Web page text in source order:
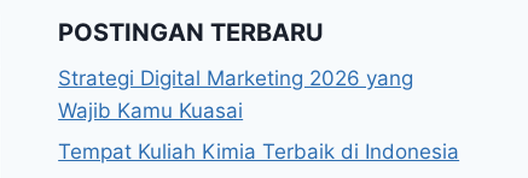
POSTINGAN TERBARU
Strategi Digital Marketing 2026 yang
Wajib Kamu Kuasai
Tempat Kuliah Kimia Terbaik di Indonesia